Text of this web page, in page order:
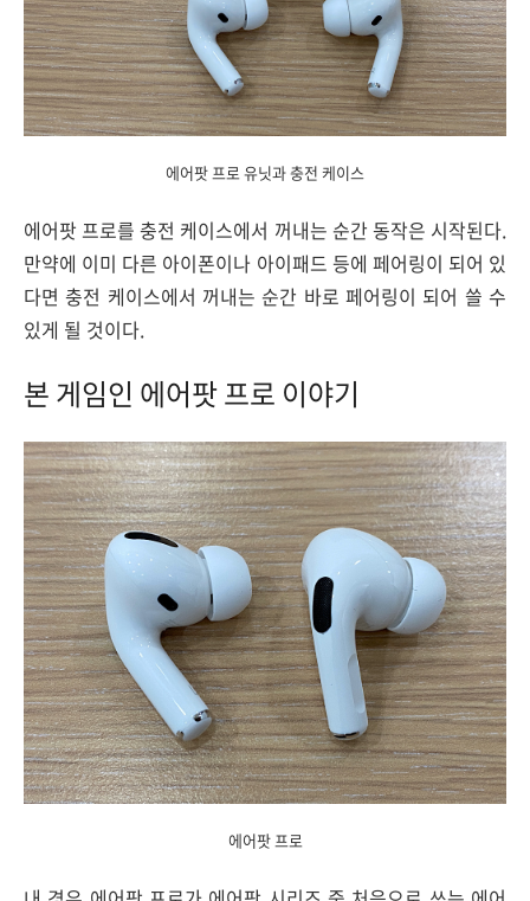
에어팟 프로 유닛과 충전 케이스
에어팟 프로를 충전 케이스에서 꺼내는 순간 동작은 시작된다.
만약에 이미 다른 아이폰이나 아이패드 등에 페어링이 되어 있
다면 충전 케이스에서 꺼내는 순간 바로 페어링이 되어 쓸 수
있게 될 것이다.
본 게임인 에어팟 프로 이야기
에어팟 프로